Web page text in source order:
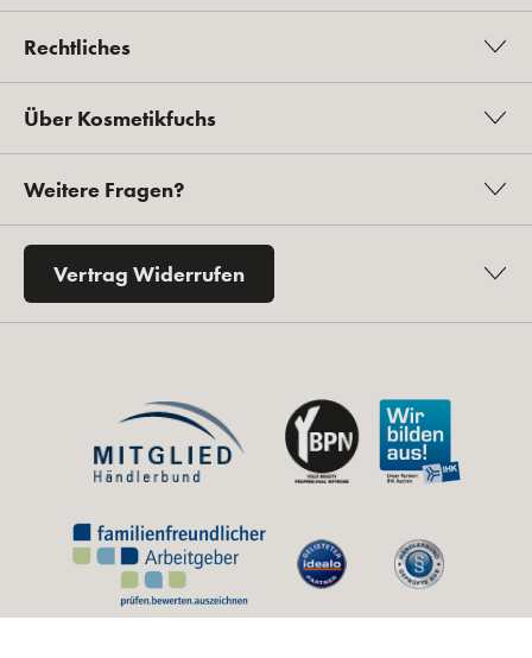
Rechtliches
Über Kosmetikfuchs
Weitere Fragen?
Vertrag Widerrufen